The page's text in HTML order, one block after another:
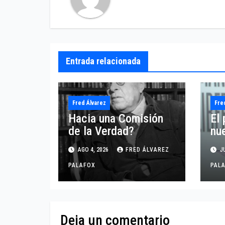
Entrada relacionada
Fred Álvarez
Hacia una Comisión
de la Verdad?
AGO 4, 2026 FRED ÁLVAREZ
PALAFOX
El
Deja un comentario